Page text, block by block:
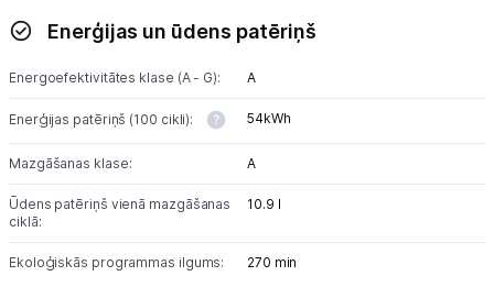
Informācija
Enerģijas un ūdens patēriņš
Energoefektivitātes klase (A - G): A
Enerģijas patēriņš (100 cikli): 54kWh
Mazgāšanas klase: A
Ūdens patēriņš vienā mazgāšanas
ciklā:
10.9 l
Ekoloģiskās programmas ilgums: 270 min